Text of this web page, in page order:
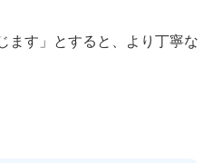
ます」とすると、より丁寧な